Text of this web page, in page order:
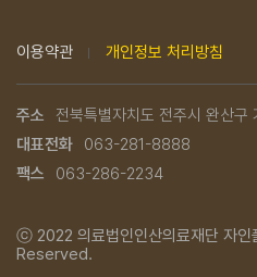
이용약관 개인정보 처리방침
주소
전북특별자치도 전주시 완산구
대표전화
063-281-8888
팩스
063-286-2234
ⓒ 2022 의료법인인산의료재단 자인
Reserved.